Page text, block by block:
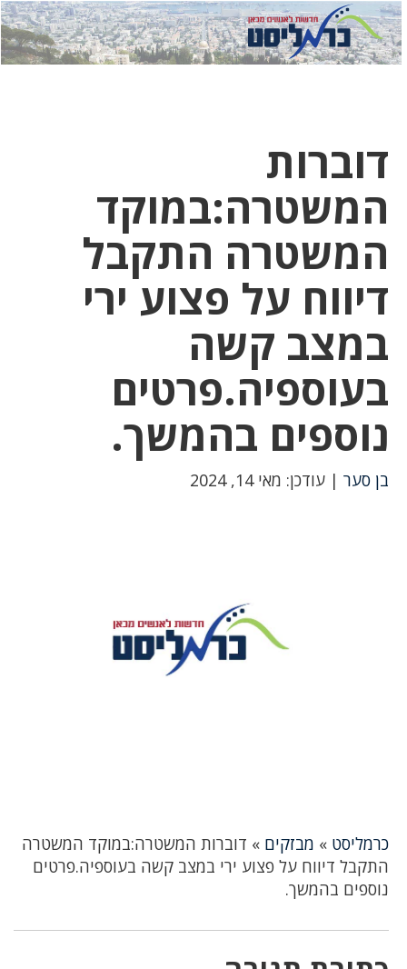
לחץ
כאן
לחץ
כדי
דוברות
המשטרה:במוקד
המשטרה התקבל
דיווח על פצוע ירי
במצב קשה
בעוספיה.פרטים
נוספים בהמשך.
בן סער | עודכן: מאי 14, 2024
כרמליסט » מבזקים » דוברות המשטרה:במוקד המשטרה
התקבל דיווח על פצוע ירי במצב קשה בעוספיה.פרטים
נוספים בהמשך.